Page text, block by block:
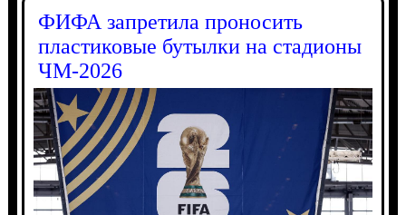
ФИФА запретила проносить
пластиковые бутылки на стадионы
ЧМ-2026